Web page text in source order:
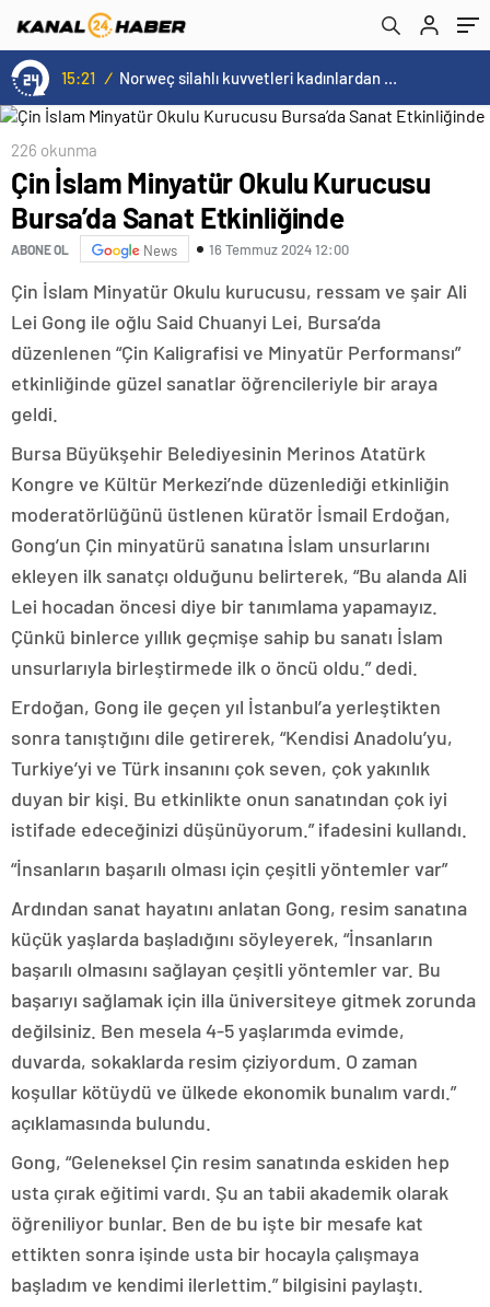
15:21 / Norweç silahlı kuvvetleri kadınlardan oluşan özel kuvvetler eğitimlerini başlattı.
226 okunma
Çin İslam Minyatür Okulu Kurucusu
Bursa’da Sanat Etkinliğinde
ABONE OL News 16 Temmuz 2024 12:00
Çin İslam Minyatür Okulu kurucusu, ressam ve şair Ali
Lei Gong ile oğlu Said Chuanyi Lei, Bursa’da
düzenlenen “Çin Kaligrafisi ve Minyatür Performansı”
etkinliğinde güzel sanatlar öğrencileriyle bir araya
geldi.
Bursa Büyükşehir Belediyesinin Merinos Atatürk
Kongre ve Kültür Merkezi’nde düzenlediği etkinliğin
moderatörlüğünü üstlenen küratör İsmail Erdoğan,
Gong’un Çin minyatürü sanatına İslam unsurlarını
ekleyen ilk sanatçı olduğunu belirterek, “Bu alanda Ali
Lei hocadan öncesi diye bir tanımlama yapamayız.
Çünkü binlerce yıllık geçmişe sahip bu sanatı İslam
unsurlarıyla birleştirmede ilk o öncü oldu.” dedi.
Erdoğan, Gong ile geçen yıl İstanbul’a yerleştikten
sonra tanıştığını dile getirerek, “Kendisi Anadolu’yu,
Turkiye’yi ve Türk insanını çok seven, çok yakınlık
duyan bir kişi. Bu etkinlikte onun sanatından çok iyi
istifade edeceğinizi düşünüyorum.” ifadesini kullandı.
“İnsanların başarılı olması için çeşitli yöntemler var”
Ardından sanat hayatını anlatan Gong, resim sanatına
küçük yaşlarda başladığını söyleyerek, “İnsanların
başarılı olmasını sağlayan çeşitli yöntemler var. Bu
başarıyı sağlamak için illa üniversiteye gitmek zorunda
değilsiniz. Ben mesela 4-5 yaşlarımda evimde,
duvarda, sokaklarda resim çiziyordum. O zaman
koşullar kötüydü ve ülkede ekonomik bunalım vardı.”
açıklamasında bulundu.
Gong, “Geleneksel Çin resim sanatında eskiden hep
usta çırak eğitimi vardı. Şu an tabii akademik olarak
öğreniliyor bunlar. Ben de bu işte bir mesafe kat
ettikten sonra işinde usta bir hocayla çalışmaya
başladım ve kendimi ilerlettim.” bilgisini paylaştı.